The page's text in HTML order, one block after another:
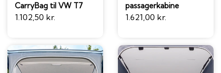
CarryBag til VW T7
1.102,50 kr.
passagerkabine
1.621,00 kr.